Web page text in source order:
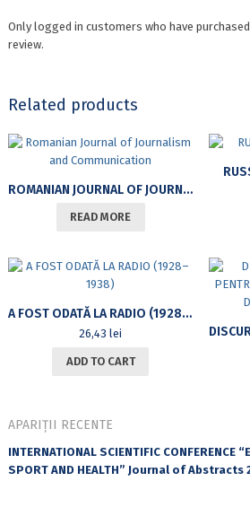
Only logged in customers who have
review.
Related products
ROMANIAN JOURNAL OF JOURNALISM AND COMMUNICATION
READ MORE
A FOST ODATĂ LA RADIO (1928–1938)
26,43lei
ADD TO CART
APARIȚII RECENTE
INTERNATIONAL SCIENTIFIC CONFERENCE
SPORT AND HEALTH” Journal of Abstracts